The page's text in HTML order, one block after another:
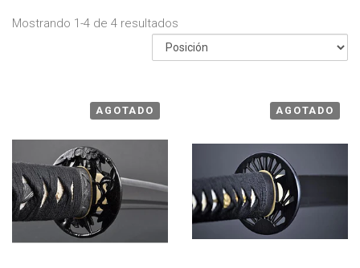
Mostrando 1-4 de 4 resultados
AGOTADO AGOTADO